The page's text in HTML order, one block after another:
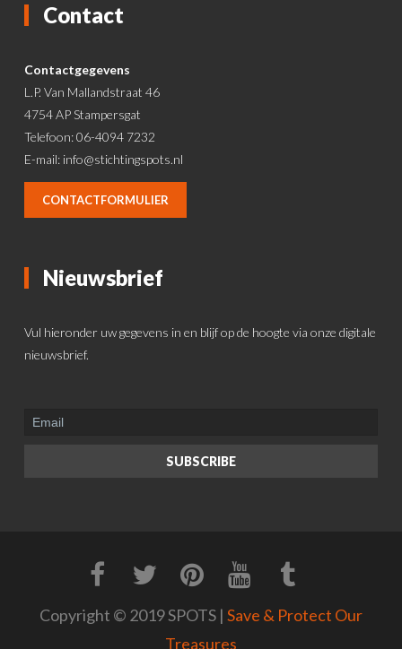
Contact
Contactgegevens
L.P. Van Mallandstraat 46
4754 AP Stampersgat
Telefoon: 06-4094 7232
E-mail: info@stichtingspots.nl
CONTACTFORMULIER
Nieuwsbrief
Vul hieronder uw gegevens in en blijf op de hoogte via onze digitale
nieuwsbrief.
Copyright © 2019 SPOTS | Save & Protect Our
Treasures